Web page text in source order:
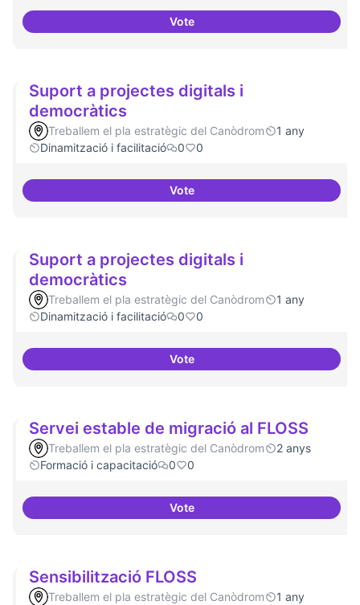
VoteTallers de col·laboració
Suport a projectes digitals i
democràtics
Treballem el pla estratègic del Canòdrom
1 any
Dinamització i facilitació
0 0
VoteSuport a projectes digitals i
Suport a projectes digitals i
democràtics
Treballem el pla estratègic del Canòdrom
1 any
Dinamització i facilitació
0 0
VoteSuport a projectes digitals i
Servei estable de migració al FLOSS
Treballem el pla estratègic del Canòdrom
2 anys
Formació i capacitació
0 0
VoteServei estable de migració al
Sensibilització FLOSS
Treballem el pla estratègic del Canòdrom 1 any